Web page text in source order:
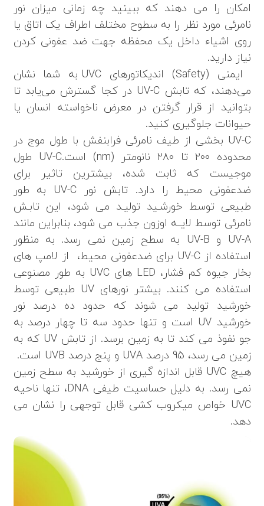
امکان را می دهند که ببینید چه زمانی میزان نور
نامرئی مورد نظر را به سطوح مختلف اطراف یک اتاق یا
روی اشیاء داخل یک محفظه جهت ضد عفونی کردن
نیاز دارید.
ایمنی (Safety) اندیکاتورهای UVC به شما نشان
می‌دهند، که تابش UV-C در کجا گسترش می‌یابد تا
بتوانید از قرار گرفتن در معرض ناخواسته انسان یا
حیوانات جلوگیری کنید.
UV-C بخشی از طیف نامرئی فرابنفش با طول موج در
محدوده 200 تا 280 نانومتر (nm) است.UV-C طول
موجیست که ثابت شده، بیشترین تاثیر برای
ضدعفونی محیط را دارد. تابش نور UV-C به طور
طبیعی توسط خورشـید تولیـد می شود، این تابـش
نامرئی توسط لایــه اوزون جذب می شود، بنابراین مانند
UV-A و UV-B به سطح زمین نمی رسد. به منظور
استفاده از UV-C برای ضدعفونی محیط، از لامپ های
بخار جیوه کم فشار، LED های UVC به طور مصنوعی
استفاده می کنند. بیشتر نورهای UV طبیعی توسط
خورشید تولید می شوند که حدود ده درصد نور
خورشید UV است و تنها حدود سه تا چهار درصد به
جو نفوذ می کند تا به زمین برسد. از تابش UV که به
زمین می رسد، 95 درصد UVA و پنج درصد UVB است.
هیچ UVC قابل اندازه گیری از خورشید به سطح زمین
نمی رسد. به دلیل حساسیت طیفی DNA، تنها ناحیه
UVC خواص میکروب کشی قابل توجهی را نشان می
دهد.